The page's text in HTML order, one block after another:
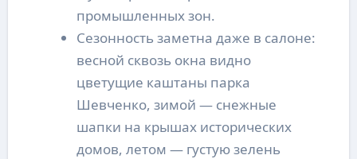
промышленных зон.
Сезонность заметна даже в салоне:
весной сквозь окна видно
цветущие каштаны парка
Шевченко, зимой — снежные
шапки на крышах исторических
домов, летом — густую зелень